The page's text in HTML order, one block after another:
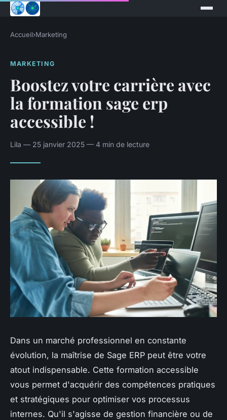
Accueil›Marketing
MARKETING
Boostez votre carrière avec
la formation sage erp
accessible !
Lila — 25 janvier 2025 — 4 min de lecture
Dans un marché professionnel en constante
évolution, la maîtrise de Sage ERP peut être votre
atout indispensable. Cette formation accessible
vous permet d'acquérir des compétences pratiques
et stratégiques pour optimiser vos processus
internes. Qu'il s'agisse de gestion financière ou de